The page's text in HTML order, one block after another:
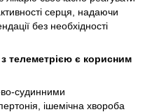
серця, надаючи
без необхідності
телеметрією є корисним
судинними
ішемічна хвороба